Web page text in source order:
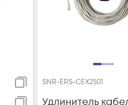
SNR-ERS-CEX2501
Удлинитель